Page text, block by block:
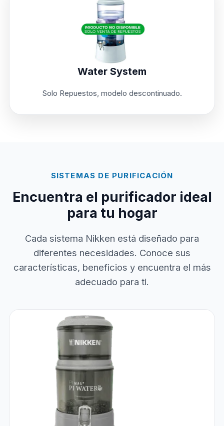
Water System
Solo Repuestos, modelo descontinuado.
SISTEMAS DE PURIFICACIÓN
Encuentra el purificador ideal
para tu hogar
Cada sistema Nikken está diseñado para
diferentes necesidades. Conoce sus
características, beneficios y encuentra el más
adecuado para ti.